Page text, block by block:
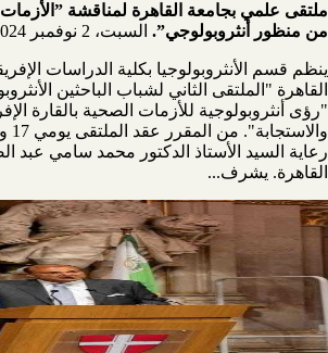
ملتقى علمي بجامعة القاهرة لمناقشة
من منظور أنثروبولوجي”. السبت، 2 نوفمبر 2024
ينظم قسم الأنثروبولوجيا بكلية الدراسات
القاهرة "الملتقى الثاني لشباب الباحثين
"رؤى أنثروبولوجية للأزمات الصحية بالقارة
رعاية السيد الأستاذ الدكتور محمد سامي عبد
القاهرة. يشرف...